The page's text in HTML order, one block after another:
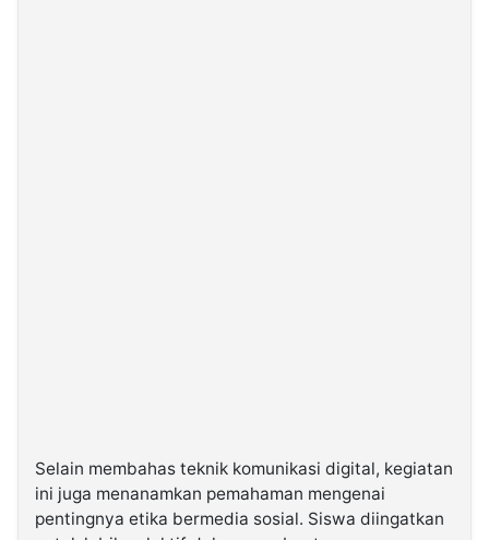
Selain membahas teknik komunikasi digital, kegiatan
ini juga menanamkan pemahaman mengenai
pentingnya etika bermedia sosial. Siswa diingatkan